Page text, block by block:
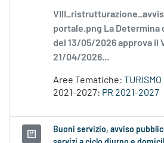
portale.png La Determina
del 13/05/2026 approva il
21/04/2026...
Aree Tematiche:
2021-2027: PR 2021-2027
Buoni servizio, avviso